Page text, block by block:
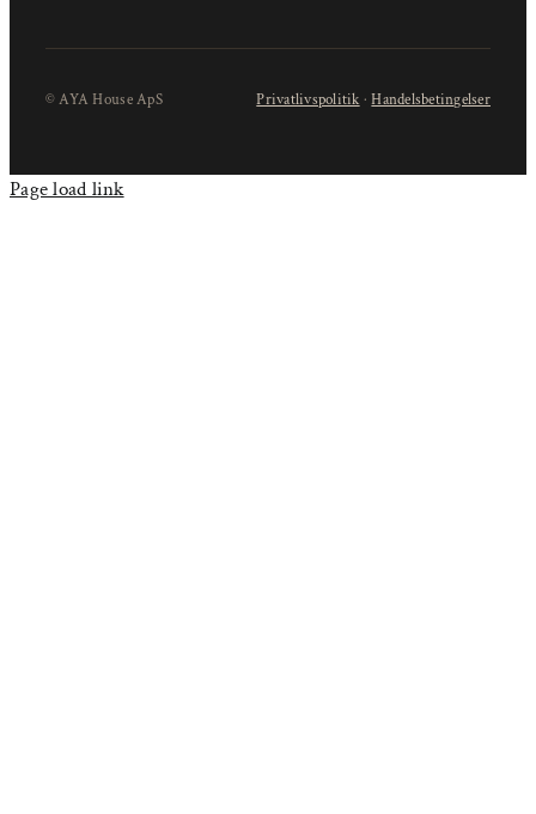
© AYA House ApS Privatlivspolitik ·Handelsbetingelser
Page load link